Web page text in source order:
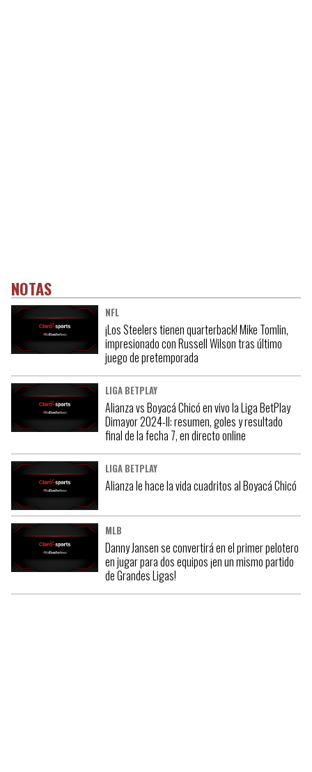
NOTAS
NFL
¡Los Steelers tienen quarterback! Mike Tomlin,
impresionado con Russell Wilson tras último
juego de pretemporada
LIGA BETPLAY
Alianza vs Boyacá Chicó en vivo la Liga BetPlay
Dimayor 2024-II: resumen, goles y resultado
final de la fecha 7, en directo online
LIGA BETPLAY
Alianza le hace la vida cuadritos al Boyacá Chicó
MLB
Danny Jansen se convertirá en el primer pelotero
en jugar para dos equipos ¡en un mismo partido
de Grandes Ligas!